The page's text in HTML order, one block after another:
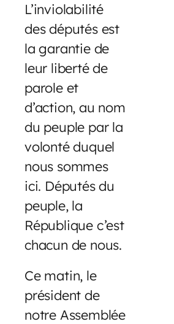
L’inviolabilité
des députés est
la garantie de
leur liberté de
parole et
d’action, au nom
du peuple par la
volonté duquel
nous sommes
ici. Députés du
peuple, la
République c’est
chacun de nous.
Ce matin, le
président de
notre Assemblée